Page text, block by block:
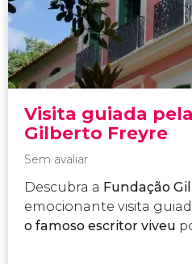
Visita guiada
Gilberto Freyre
Sem avaliar
Descubra a Fundação
emocionante visita
o famoso escritor viveu